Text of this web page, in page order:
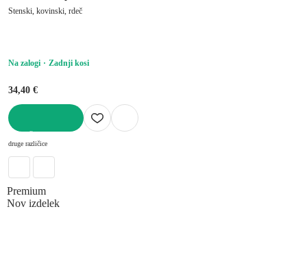
Stenski, kovinski, rdeč
Na zalogi Zadnji kosi
34,40 €
druge različice
Premium
Nov izdelek